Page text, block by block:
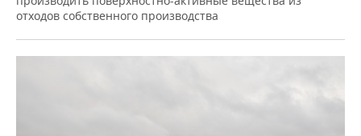
отходов собственного производства